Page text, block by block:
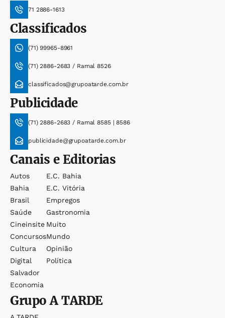
71 2886-1613
Classificados
(71) 99965-8961
(71) 2886-2683 / Ramal 8526
classificados@grupoatarde.com.br
Publicidade
(71) 2886-2683 / Ramal 8585 | 8586
publicidade@grupoatarde.com.br
Canais e Editorias
Autos
Bahia
Brasil
Saúde
Cineinsite
Concursos
Cultura
Digital
Salvador
Economia
E.c. Bahia
E.c. Vitória
Empregos
Gastronomia
Muito
Mundo
Opinião
Política
GrupoA TARDE